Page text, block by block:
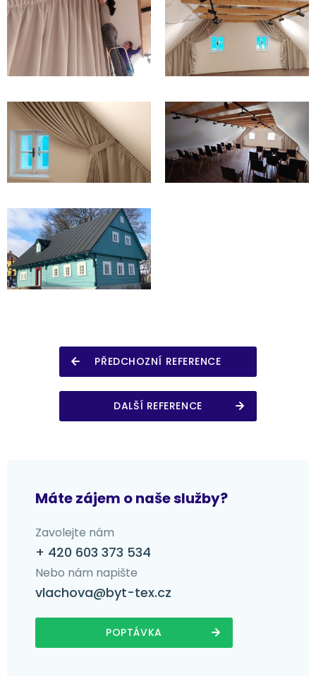
PŘEDCHOZNÍ REFERENCE
DALŠÍ REFERENCE
Máte zájem o naše služby?
Zavolejte nám
+ 420 603 373 534
Nebo nám napište
vlachova@byt-tex.cz
POPTÁVKA